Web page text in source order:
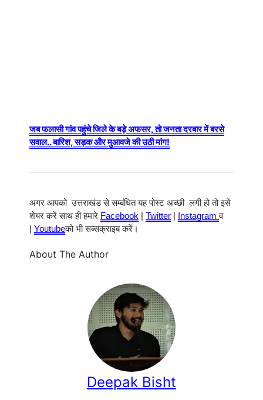
जब फलासी गांव पहुंचे जिले के बड़े अफसर, तो जनता दरबार में बरसे
सवाल.. बारिश, सड़क और मुआवजे की उठी मांग!
अगर आपको उत्तराखंड से सम्बंधित यह पोस्ट अच्छी लगी हो तो इसे
शेयर करें साथ ही हमारे Facebook Twitter Instagramव
Youtubeको भी सब्सक्राइब करें।
About The Author
Deepak Bisht